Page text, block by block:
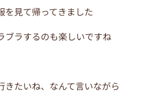
を見て帰ってきました
ブラするのも楽しいですね
きたいね、なんて言いながら